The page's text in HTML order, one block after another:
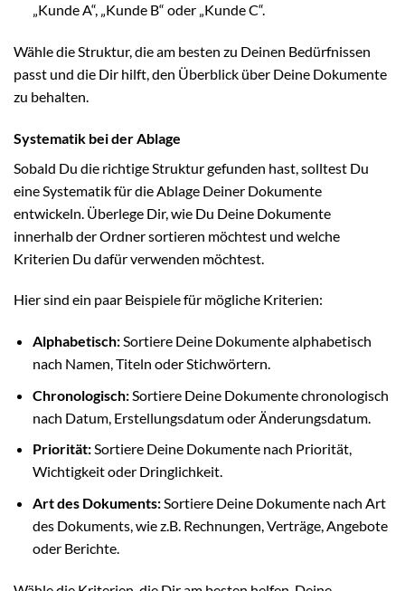
„Kunde A“, „Kunde B“ oder „Kunde C“.
Wähle die Struktur, die am besten zu Deinen Bedürfnissen
passt und die Dir hilft, den Überblick über Deine Dokumente
zu behalten.
Systematik bei der Ablage
Sobald Du die richtige Struktur gefunden hast, solltest Du
eine Systematik für die Ablage Deiner Dokumente
entwickeln. Überlege Dir, wie Du Deine Dokumente
innerhalb der Ordner sortieren möchtest und welche
Kriterien Du dafür verwenden möchtest.
Hier sind ein paar Beispiele für mögliche Kriterien:
Alphabetisch:Sortiere Deine Dokumente alphabetisch
nach Namen, Titeln oder Stichwörtern.
Chronologisch:Sortiere Deine Dokumente chronologisch
nach Datum, Erstellungsdatum oder Änderungsdatum.
Priorität:Sortiere Deine Dokumente nach Priorität,
Wichtigkeit oder Dringlichkeit.
Art des Dokuments:Sortiere Deine Dokumente nach Art
des Dokuments, wie z.B. Rechnungen, Verträge, Angebote
oder Berichte.